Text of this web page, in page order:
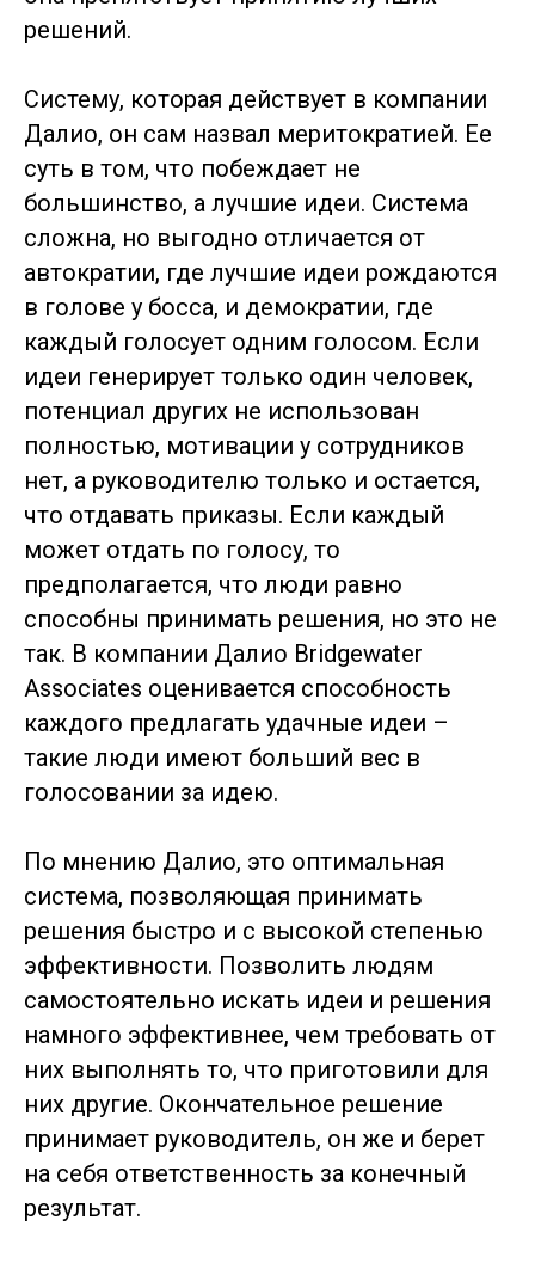
решений.
Систему, которая действует в компании
Далио, он сам назвал меритократией. Ее
суть в том, что побеждает не
большинство, а лучшие идеи. Система
сложна, но выгодно отличается от
автократии, где лучшие идеи рождаются
в голове у босса, и демократии, где
каждый голосует одним голосом. Если
идеи генерирует только один человек,
потенциал других не использован
полностью, мотивации у сотрудников
нет, а руководителю только и остается,
что отдавать приказы. Если каждый
может отдать по голосу, то
предполагается, что люди равно
способны принимать решения, но это не
так. В компании Далио Bridgewater
Associates оценивается способность
каждого предлагать удачные идеи –
такие люди имеют больший вес в
голосовании за идею.
По мнению Далио, это оптимальная
система, позволяющая принимать
решения быстро и с высокой степенью
эффективности. Позволить людям
самостоятельно искать идеи и решения
намного эффективнее, чем требовать от
них выполнять то, что приготовили для
них другие. Окончательное решение
принимает руководитель, он же и берет
на себя ответственность за конечный
результат.